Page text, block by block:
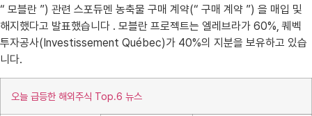
“ 모블란 ”) 관련 스포듀멘 농축물 구매 계약(“ 구매 계약 ”) 을 매입 및
해지했다고 발표했습니다 . 모블란 프로젝트는 엘레브라가 60%, 퀘벡
투자공사(Investissement Québec)가 40%의 지분을 보유하고 있습
니다.
오늘 급등한 해외주식 Top.6 뉴스